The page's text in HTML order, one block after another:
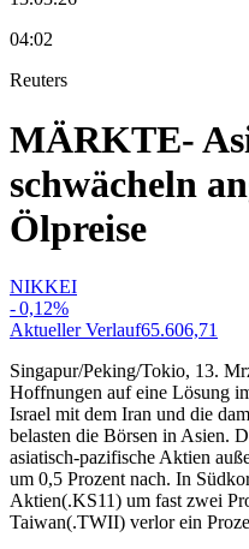
04:02
Reuters
MÄRKTE-
schwächeln
Ölpreise
NIKKEI
-0,12%
Aktueller Verlauf65.606,71
Singapur/Peking/Tokio, 13.
Hoffnungen auf eine Lösung
Israel mit dem Iran und die
belasten die Börsen in Asien.
asiatisch-pazifische Aktien
um 0,5 Prozent nach. In
Aktien(.KS11) um fast zwei
Taiwan(.TWII) verlor ein